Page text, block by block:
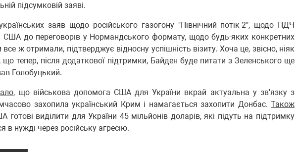
підсумковій заяві.
заяв щодо російського газогону "Північний потік-2", щодо ПДЧ
до переговорів у Нормандського формату, щодо будь-яких конкретних
ж отримали, підтверджує відносну успішність візиту. Хоча це, звісно, ніяк
що тепер, після додаткової підтримки, Байден буде питати з Зеленського ще
Голобуцький.
що військова допомога США для України вкрай актуальна у зв'язку з
захопила український Крим і намагається захопити Донбас. Також
виділити для України 45 мільйонів доларів, які підуть на підтримку
в нужді через російську агресію.